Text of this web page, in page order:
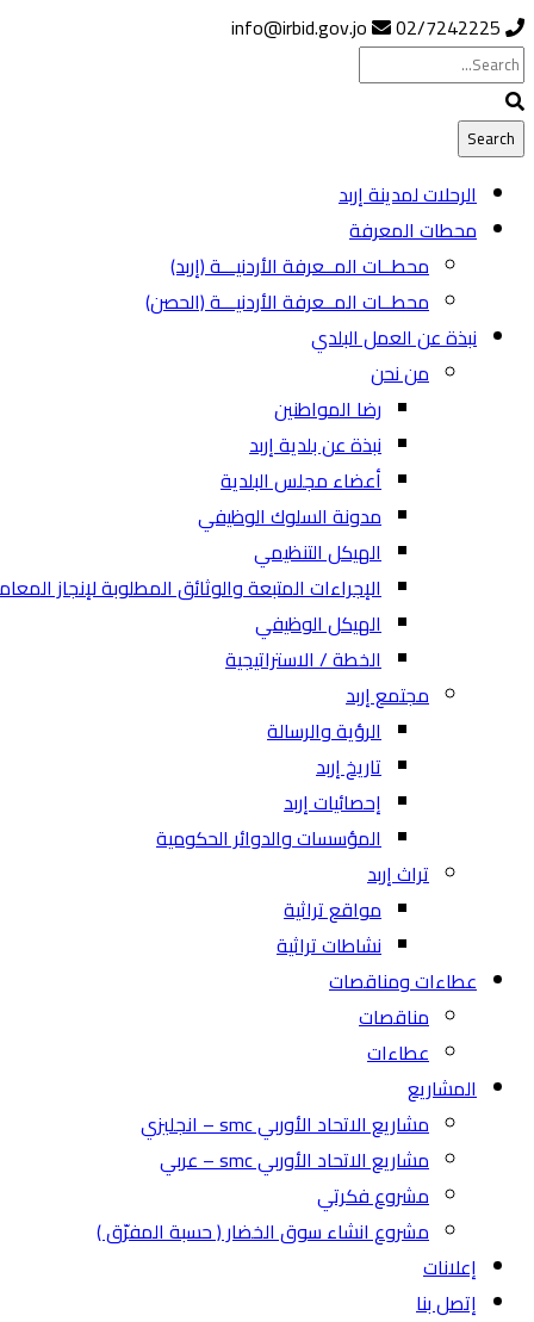
الرحلات لمدينة إربد
محطات المعرفة
محطــات المــعرفة الأردنيـــة (إربد)
محطــات المــعرفة الأردنيـــة (الحصن)
نبذة عن العمل البلدي
من نحن
رضا المواطنين
نبذة عن بلدية إربد
أعضاء مجلس البلدية
مدونة السلوك الوظيفي
الهيكل التنظيمي
الإجراءات المتبعة والوثائق المطلوبة لإنجاز
الهيكل الوظيفي
الخطة / الاستراتيجية
مجتمع إربد
الرؤية والرسالة
تاريخ إربد
إحصائيات إربد
المؤسسات والدوائر الحكومية
تراث إربد
مواقع تراثية
نشاطات تراثية
عطاءات ومناقصات
مناقصات
عطاءات
المشاريع
مشاريع الاتحاد الأوربي smc – انجليزي
مشاريع الاتحاد الأوربي smc – عربي
مشروع فكرتي
مشروع انشاء سوق الخضار ( حسبة المفرّق )
إعلانات
إتصل بنا